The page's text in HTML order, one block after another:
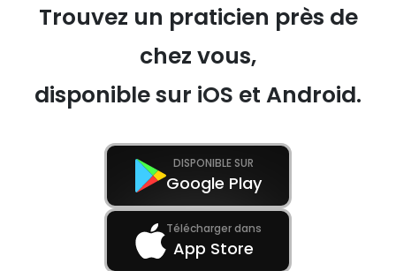
Trouvez un praticien près de
chez vous,
disponible sur iOS et Android.
DISPONIBLE SUR
Google Play
Télécharger dans
App Store